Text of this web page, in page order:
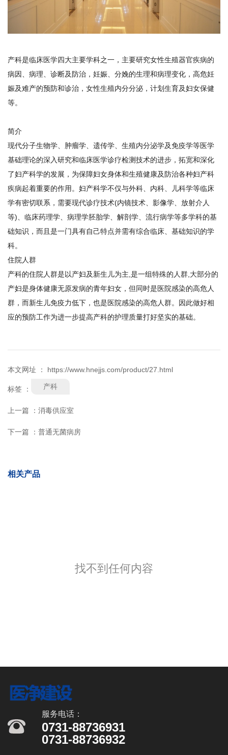
产科是临床医学四大主要学科之一，主要研究女性生殖器官疾病的
病因、病理、诊断及防治，妊娠、分娩的生理和病理变化，高危妊
娠及难产的预防和诊治，女性生殖内分分泌，计划生育及妇女保健
等。
简介
现代分子生物学、肿瘤学、遗传学、生殖内分泌学及免疫学等医学
基础理论的深入研究和临床医学诊疗检测技术的进步，拓宽和深化
了妇产科学的发展，为保障妇女身体和生殖健康及防治各种妇产科
疾病起着重要的作用。妇产科学不仅与外科、内科、儿科学等临床
学有密切联系，需要现代诊疗技术(内镜技术、影像学、放射介人
等)、临床药理学、病理学胚胎学、解剖学、流行病学等多学科的基
础知识，而且是一门具有自己特点并需有综合临床、基础知识的学
科。
住院人群
产科的住院人群是以产妇及新生儿为主,是一组特殊的人群,大部分的
产妇是身体健康无原发病的青年妇女，但同时是医院感染的高危人
群，而新生儿免疫力低下，也是医院感染的高危人群。因此做好相
应的预防工作为进一步提高产科的护理质量打好坚实的基础。
本文网址 ： https://www.hnejjs.com/product/27.html
标签 ： 产科
上一篇 ： 消毒供应室
下一篇 ： 普通无菌病房
相关产品
找不到任何内容
服务电话：
0731-88736931
0731-88736932